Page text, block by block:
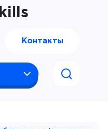
Контакты